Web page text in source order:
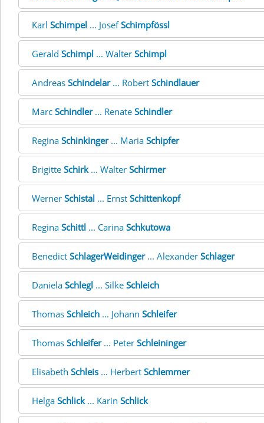
Karl Schimpel ... JosefSchimpfössl
Gerald Schimpl ... Walter Schimpl
Andreas Schindelar... Robert Schindlauer
Marc Schindler... Renate Schindler
Regina Schinkinger... Maria Schipfer
Brigitte Schirk... Walter Schirmer
Werner Schistal ... Ernst Schittenkopf
Regina Schittl ... Carina Schkutowa
Benedict SchlagerWeidinger... Alexander Schlager
Daniela Schlegl ... Silke Schleich
Thomas Schleich ... Johann Schleifer
Thomas Schleifer... Peter Schleininger
Elisabeth Schleis ... Herbert Schlemmer
Helga Schlick... Karin Schlick